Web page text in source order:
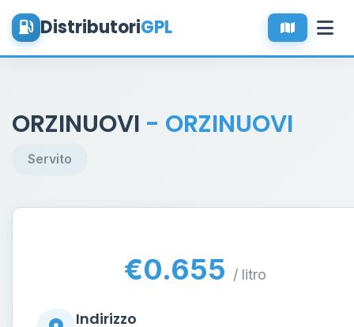
DistributoriGPL
ORZINUOVI - ORZINUOVI
Servito
€0.655 / litro
Indirizzo